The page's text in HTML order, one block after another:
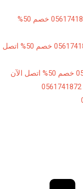
شركة نقل عفش حي المونسية : 0561741872 خصم 50%
شركة نقل عفش حي اليرموك : 0561741872 خصم 50% اتصل